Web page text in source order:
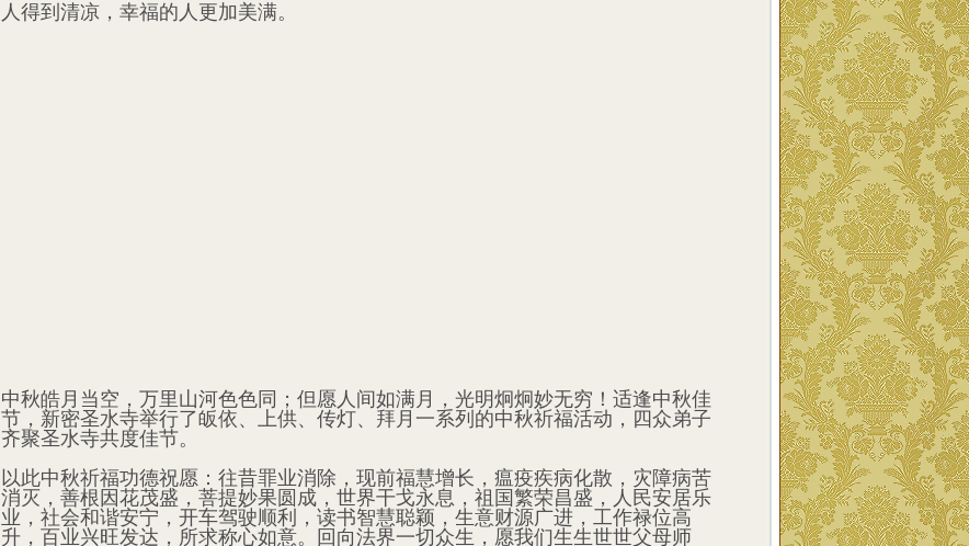
人得到清凉，幸福的人更加美满。
中秋皓月当空，万里山河色色同；但愿人间如满月，光明炯炯妙无穷！适逢中秋佳
节，新密圣水寺举行了皈依、上供、传灯、拜月一系列的中秋祈福活动，四众弟子
齐聚圣水寺共度佳节。
以此中秋祈福功德祝愿：往昔罪业消除，现前福慧增长，瘟疫疾病化散，灾障病苦
消灭，善根因花茂盛，菩提妙果圆成，世界干戈永息，祖国繁荣昌盛，人民安居乐
业，社会和谐安宁，开车驾驶顺利，读书智慧聪颖，生意财源广进，工作禄位高
升，百业兴旺发达，所求称心如意。回向法界一切众生，愿我们生生世世父母师